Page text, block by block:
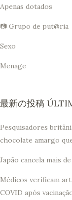
Apenas dotados
📷 Grupo de put@ria
Sexo
Menage
最新の投稿
Pesquisadores
chocolate amargo
Japão cancela mais
Médicos verificam
COVID após